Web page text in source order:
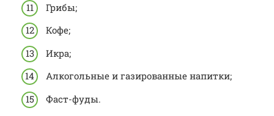
Грибы;
Кофе;
Икра;
Алкогольные и газированные напитки;
Фаст-фуды.